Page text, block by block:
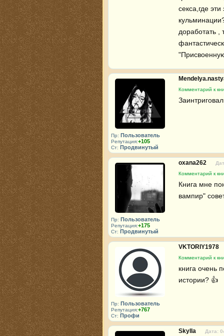
секса,где
доработать ,
Пр: Пользователь
Репутация:+105
Ст: Продвинутый
Комментарий к
Пр: Пользователь
Репутация:+175
Ст: Продвинутый
oxana262
Комментарий к
Книга мне
вампир"
Пр: Пользователь
Репутация:+767
Ст: Профи
VKTORIY1978
Комментарий к
книга очень
истории? 👍
Skylla
Дата: